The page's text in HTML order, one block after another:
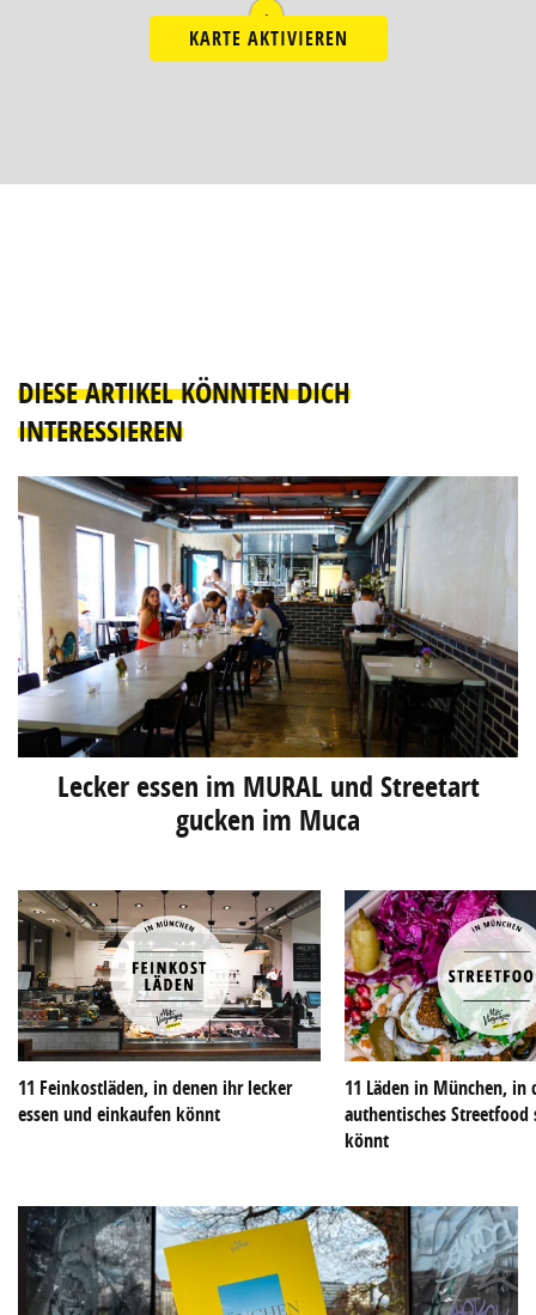
KARTE AKTIVIEREN
1
DIESE ARTIKEL KÖNNTEN DICH
INTERESSIEREN
Lecker essen im MURAL und Streetart
gucken im Muca
11 Feinkostläden, in denen ihr lecker
essen und einkaufen könnt
11 Läden in München, in
authentisches Streetfood
könnt